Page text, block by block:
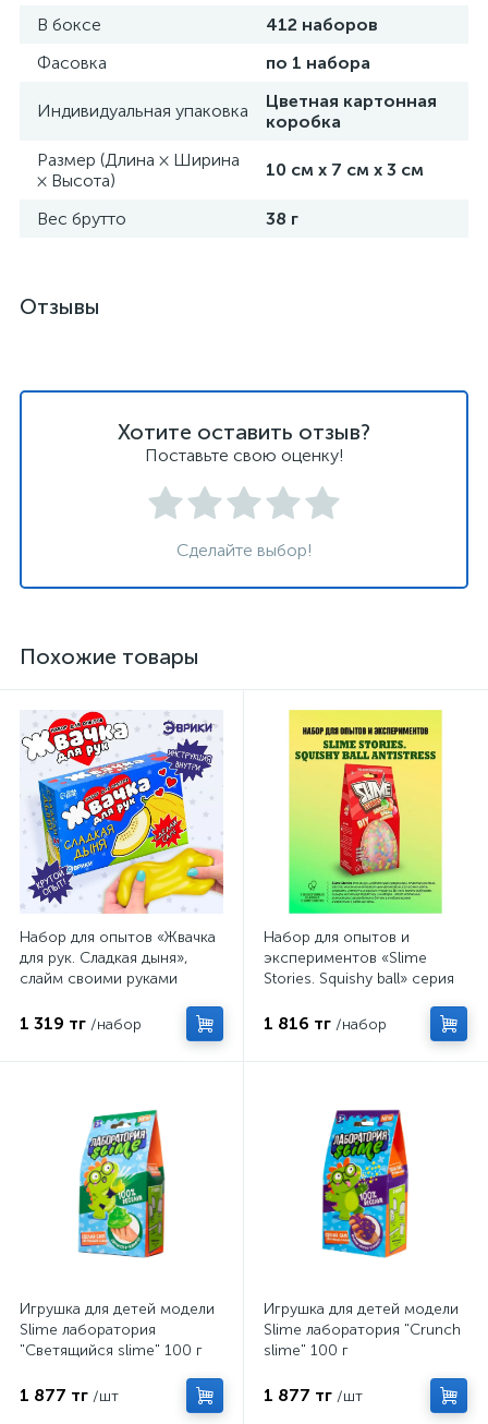
В боксе
412 наборов
Фасовка
по 1 набора
Индивидуальная упаковка
Цветная картонная
коробка
Размер (Длина × Ширина
× Высота)
10 см х 7 см х 3 см
Вес брутто 38 г
Отзывы
Хотите оставить отзыв?
Поставьте свою оценку!
Сделайте выбор!
Похожие товары
Набор для опытов «Жвачка
для рук. Сладкая дыня»,
слайм своими руками
1 319 тг /набор
Набор для опытов и
экспериментов «Slime
Stories. Squishy ball» серия
1 816 тг /набор
Игрушка для детей модели
Slime лаборатория
"Светящийся slime" 100 г
1 877 тг /шт
Игрушка для детей модели
Slime лаборатория "Crunch
slime" 100 г
1 877 тг /шт